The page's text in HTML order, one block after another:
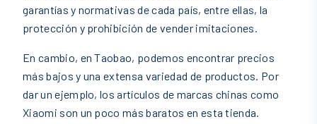
garantías y normativas de cada país, entre ellas, la
protección y prohibición de vender imitaciones.
En cambio, en Taobao, podemos encontrar precios
más bajos y una extensa variedad de productos. Por
dar un ejemplo, los artículos de marcas chinas como
Xiaomi son un poco más baratos en esta tienda.